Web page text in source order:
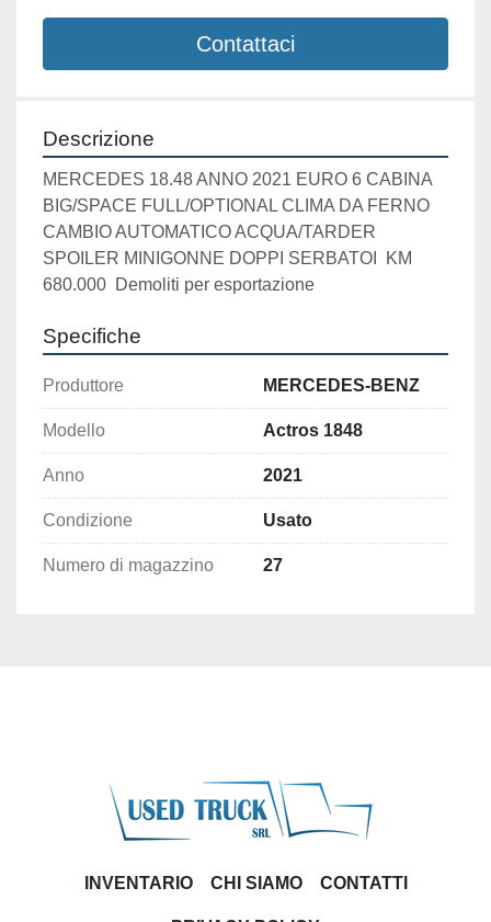
Contattaci
Descrizione
MERCEDES 18.48 ANNO 2021 EURO 6 CABINA
BIG/SPACE FULL/OPTIONAL CLIMA DA FERNO
CAMBIO AUTOMATICO ACQUA/TARDER
SPOILER MINIGONNE DOPPI SERBATOI  KM
680.000  Demoliti per esportazione
Specifiche
Produttore MERCEDES-BENZ
Modello Actros 1848
Anno 2021
Condizione Usato
Numero di magazzino 27
INVENTARIO CHI SIAMO CONTATTI